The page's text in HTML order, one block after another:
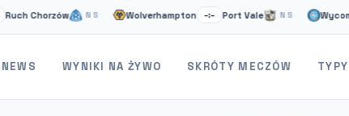
NS Wolverhampton –:– Port Vale NS Wycombe
NEWS WYNIKI NA ŻYWO SKRÓTY MECZÓW TYPY